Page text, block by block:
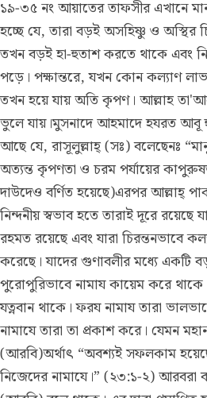
১৯-৩৫ নং আয়াতের তাফসীরএখানে
হচ্ছে যে, তারা বড়ই অসহিষ্ণু ও অস্থির
তখন বড়ই হা-হুতাশ করতে থাকে এবং
পড়ে। পক্ষান্তরে, যখন কোন কল্যাণ
তখন হয়ে যায় অতি কৃপণ। আল্লাহ
ভুলে যায়।মুসনাদে আহমাদে হযরত আবূ
আছে যে, রাসূলুল্লাহ্ (সঃ) বলেছেনঃ
অত্যন্ত কৃপণতা ও চরম পর্যায়ের
দাউদেও বর্ণিত হয়েছে)এরপর আল্লাহ্
নিন্দনীয় স্বভাব হতে তারাই দূরে
রহমত রয়েছে এবং যারা চিরন্তনভাবে
করেছে। যাদের গুণাবলীর মধ্যে একটি
পুরোপুরিভাবে নামায কায়েম করে
যত্নবান থাকে। ফরয নামায তারা
নামাযে তারা তা প্রকাশ করে। যেমন
(আরবি)অর্থাৎ “অবশ্যই সফলকাম
নিজেদের নামাযে।” (২৩:১-২) আরবরা